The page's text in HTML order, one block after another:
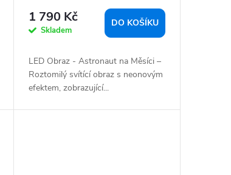
1 790 Kč
Skladem
DO KOŠÍKU
LED Obraz - Astronaut na Měsíci –
Roztomilý svítící obraz s neonovým
efektem, zobrazující...